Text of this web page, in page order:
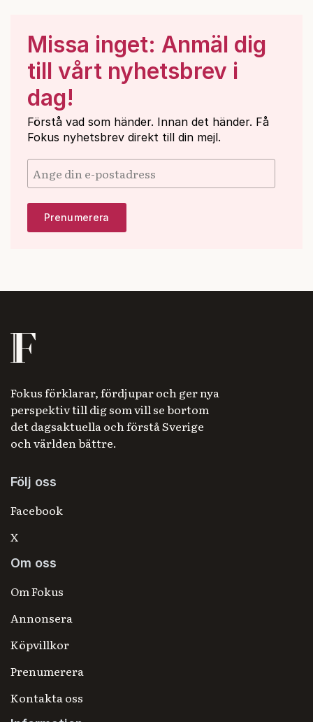
Missa inget: Anmäl dig
till vårt nyhetsbrev i
dag!
Förstå vad som händer. Innan det händer. Få
Fokus nyhetsbrev direkt till din mejl.
Fokus förklarar, fördjupar och ger nya
perspektiv till dig som vill se bortom
det dagsaktuella och förstå Sverige
och världen bättre.
Följ oss
Facebook
X
Om oss
Om Fokus
Annonsera
Köpvillkor
Prenumerera
Kontakta oss